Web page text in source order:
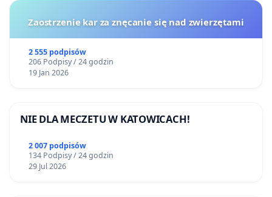
Zaostrzenie kar za znęcanie się nad zwierzętami
2 555 podpisów
206 Podpisy / 24 godzin
19 Jan 2026
NIE DLA MECZETU W KATOWICACH!
2 007 podpisów
134 Podpisy / 24 godzin
29 Jul 2026